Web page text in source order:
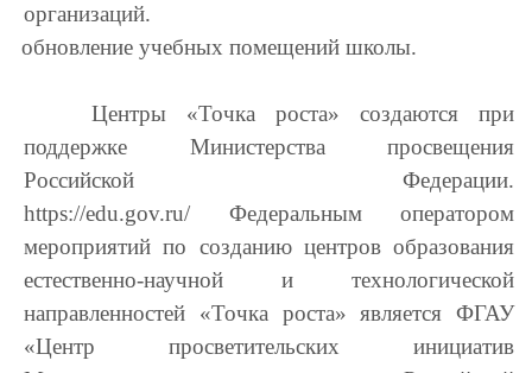
организаций.
обновление учебных помещений школы.
Центры «Точка роста» создаются при
поддержке Министерства просвещения
Российской Федерации.
https://edu.gov.ru/ Федеральным оператором
мероприятий по созданию центров образования
естественно-научной и технологической
направленностей «Точка роста» является ФГАУ
«Центр просветительских инициатив